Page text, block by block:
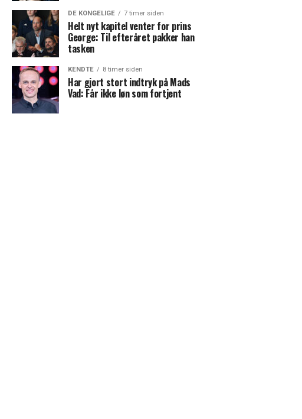
DE KONGELIGE 7 timer siden
Helt nyt kapitel venter for prins
George: Til efteråret pakker han
tasken
KENDTE 8 timer siden
Har gjort stort indtryk på Mads
Vad: Får ikke løn som fortjent